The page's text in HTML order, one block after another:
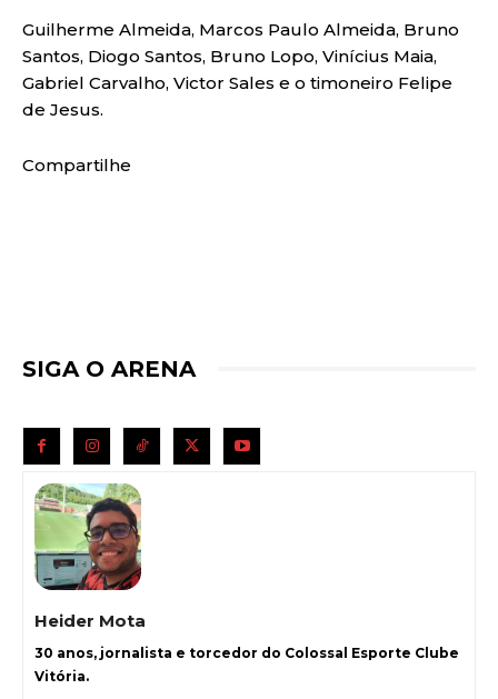
Guilherme Almeida, Marcos Paulo Almeida, Bruno
Santos, Diogo Santos, Bruno Lopo, Vinícius Maia,
Gabriel Carvalho, Victor Sales e o timoneiro Felipe
de Jesus.
Compartilhe
SIGA O ARENA
Heider Mota
30 anos, jornalista e torcedor do Colossal Esporte Clube
Vitória.